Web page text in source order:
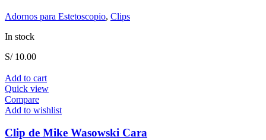
Adornos para Estetoscopio, Clips
In stock
S/10.00
Add to cart
Quick view
Compare
Add to wishlist
Clip de Mike Wasowski Cara